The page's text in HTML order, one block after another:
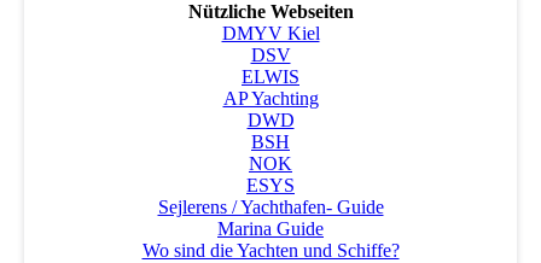
Nützliche Webseiten
DMYV Kiel
DSV
ELWIS
AP Yachting
DWD
BSH
NOK
ESYS
Sejlerens / Yachthafen- Guide
Marina Guide
Wo sind die Yachten und Schiffe?